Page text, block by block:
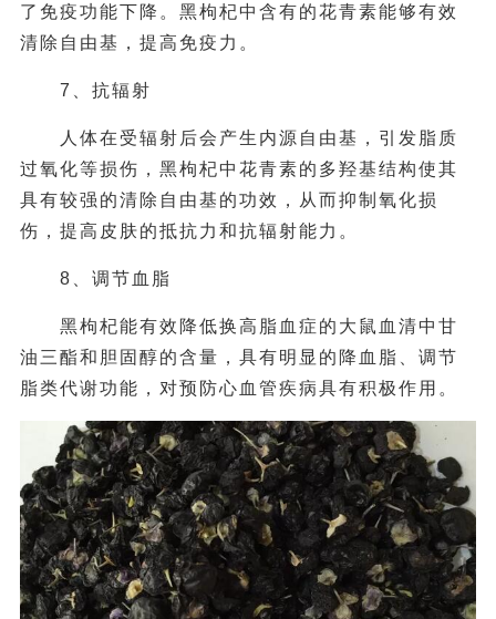
了免疫功能下降。黑枸杞中含有的花青素能够有效
清除自由基，提高免疫力。
7、抗辐射
人体在受辐射后会产生内源自由基，引发脂质
过氧化等损伤，黑枸杞中花青素的多羟基结构使其
具有较强的清除自由基的功效，从而抑制氧化损
伤，提高皮肤的抵抗力和抗辐射能力。
8、调节血脂
黑枸杞能有效降低换高脂血症的大鼠血清中甘
油三酯和胆固醇的含量，具有明显的降血脂、调节
脂类代谢功能，对预防心血管疾病具有积极作用。